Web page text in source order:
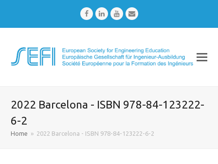
FacebookLinkedInYoutubeEmail
2022 Barcelona - ISBN 978-84-123222-
6-2
Home » 2022 Barcelona - ISBN 978-84-123222-6-2